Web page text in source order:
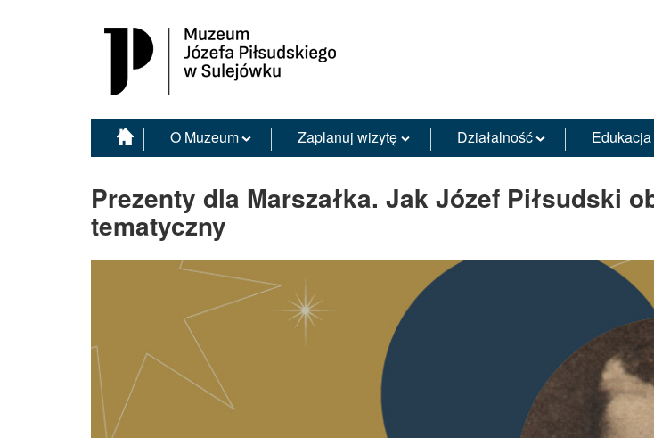
Muzeum Józefa Piłsudskiego w Sulejówku
O Muzeum Zaplanuj wizytę Działalność Edukacja
Prezenty dla Marszałka. Jak Józef Piłsudski
tematyczny